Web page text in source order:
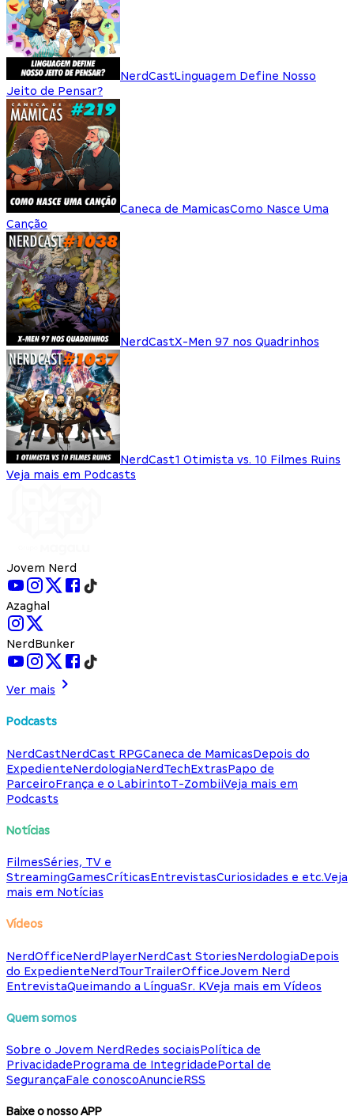
NerdCastLinguagem Define Nosso
Jeito de Pensar?
Caneca de MamicasComo Nasce Uma
Canção
NerdCastX-Men 97 nos Quadrinhos
NerdCast1 Otimista vs. 10 Filmes Ruins
Veja mais em Podcasts
Jovem Nerd
Azaghal
NerdBunker
Ver mais
Podcasts
NerdCastNerdCast RPGCaneca de MamicasDepois do
ExpedienteNerdologiaNerdTechExtrasPapo de
ParceiroFrança e o LabirintoT-ZombiiVeja mais em
Podcasts
Notícias
FilmesSéries, TV e
StreamingGamesCríticasEntrevistasCuriosidades e etc.Veja
mais em Notícias
Vídeos
NerdOfficeNerdPlayerNerdCast StoriesNerdologiaDepois
do ExpedienteNerdTourTrailerOfficeJovem Nerd
EntrevistaQueimando a LínguaSr. KVeja mais em Vídeos
Quem somos
Sobre o Jovem NerdRedes sociaisPolítica de
PrivacidadePrograma de IntegridadePortal de
SegurançaFale conoscoAnuncieRSS
Baixe o nosso APP